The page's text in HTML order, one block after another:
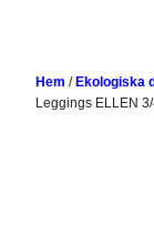
Hem / Ekologiska
Leggings ELLEN